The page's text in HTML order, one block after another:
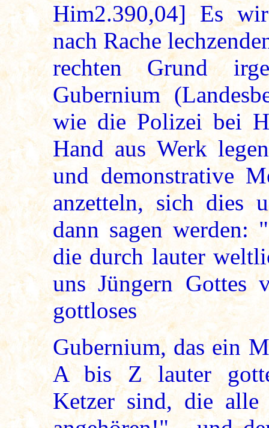
Him2.390,04] Es
nach Rache
rechten Grund
Gubernium
wie die Polizei bei
Hand aus Werk
und demonstrative
anzetteln, sich dies
dann sagen werden:
die durch lauter
uns Jüngern Gottes
gottloses
Gubernium, das ein
A bis Z lauter
Ketzer sind, die